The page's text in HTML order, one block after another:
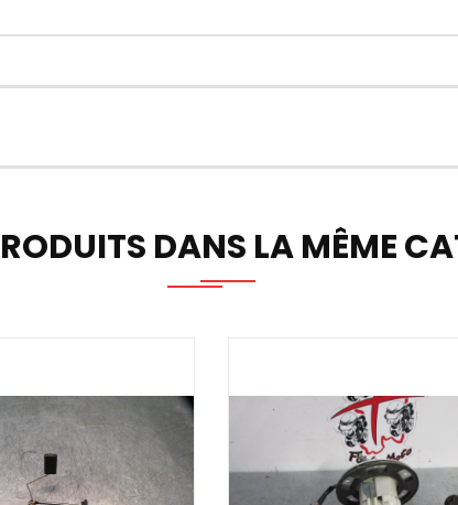
DANS LA MÊME